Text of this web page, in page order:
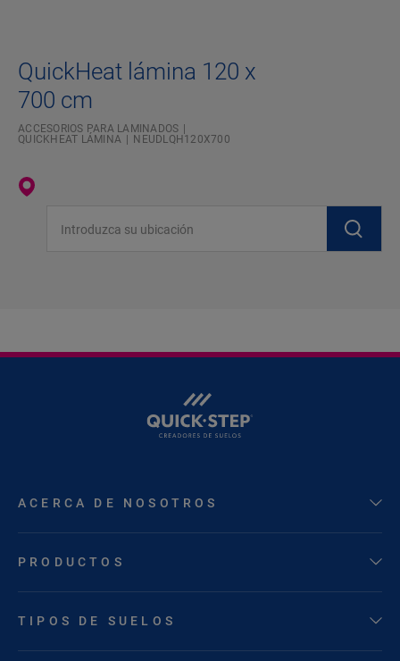
QuickHeat lámina 120 x
700 cm
ACCESORIOS PARA LAMINADOS
QUICKHEAT LÁMINA
NEUDLQH120X700
ACERCA DE NOSOTROS
PRODUCTOS
TIPOS DE SUELOS